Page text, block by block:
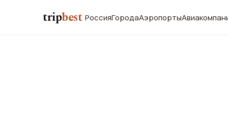
tripbest РоссияГородаАэропорты